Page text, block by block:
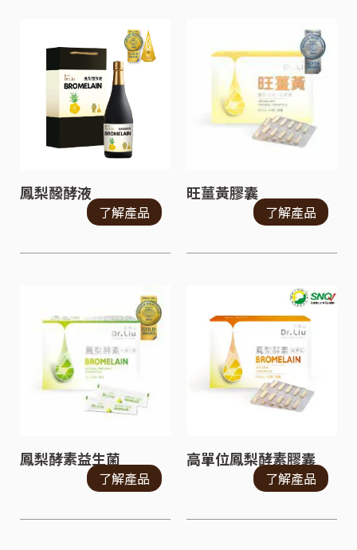
鳳梨醱酵液
了解產品
旺薑黃膠囊
了解產品
鳳梨酵素益生菌
了解產品
高單位鳳梨酵素膠囊
了解產品